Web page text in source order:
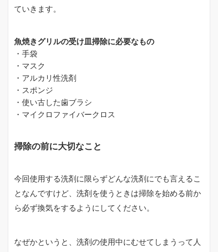
ていきます。
魚焼きグリルの受け皿掃除に必要なもの
・手袋
・マスク
・アルカリ性洗剤
・スポンジ
・使い古した歯ブラシ
・マイクロファイバークロス
掃除の前に大切なこと
今回使用する洗剤に限らずどんな洗剤にでも言えるこ
となんですけど、洗剤を使うときは掃除を始める前か
ら必ず換気をするようにしてください。
なぜかというと、洗剤の使用中にむせてしまうって人